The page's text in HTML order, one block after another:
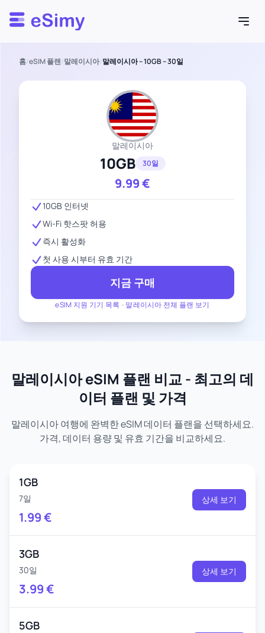
Esimy
홈/eSIM 플랜/말레이시아/말레이시아 – 10GB – 30일
말레이시아
10GB 30일
9.99€
eSIM 지원 기기 목록 - 말레이시아 전체 플랜 보기
10GB 인터넷
Wi-Fi 핫스팟 허용
즉시 활성화
첫 사용 시부터 유효 기간
지금 구매
말레이시아 eSIM 플랜 비교 - 최고의 데
이터 플랜 및 가격
말레이시아 여행에 완벽한 eSIM 데이터 플랜을 선택하세요.
가격, 데이터 용량 및 유효 기간을 비교하세요.
1GB
7일
1.99€
상세 보기
3GB
30일
3.99€
상세 보기
5GB